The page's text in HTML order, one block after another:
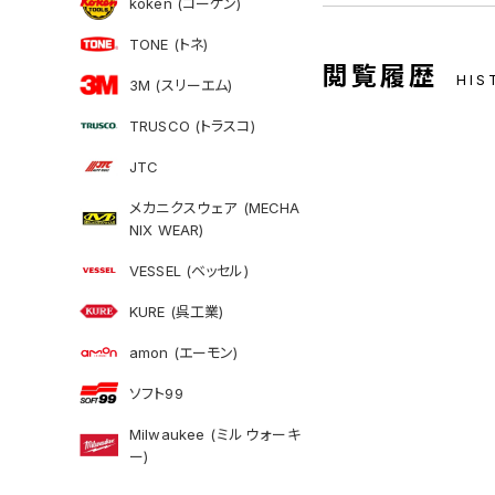
TONE (トネ)
3M (スリーエム)
TRUSCO (トラスコ)
JTC
メカニクスウェア (MECHA
NIX WEAR)
VESSEL (ベッセル)
KURE (呉工業)
amon (エーモン)
ソフト99
Milwaukee (ミルウォーキ
ー)
閲覧履歴